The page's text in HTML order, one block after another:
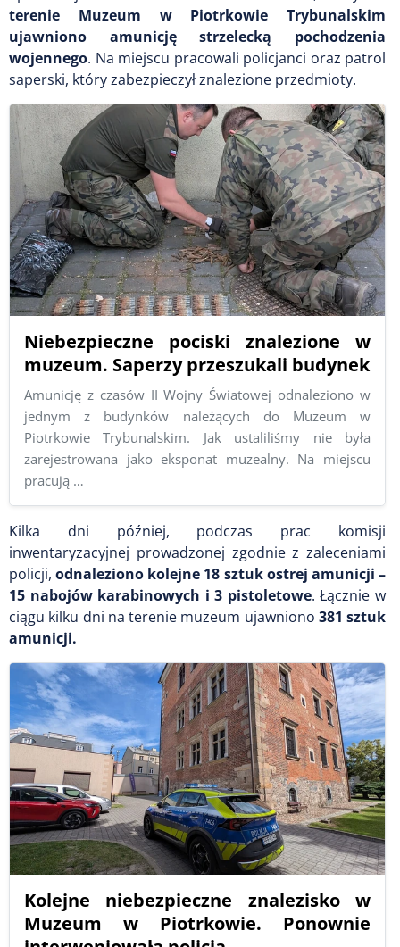
terenie Muzeum w Piotrkowie Trybunalskim
ujawniono amunicję strzelecką pochodzenia
wojennego. Na miejscu pracowali policjanci oraz patrol
saperski, który zabezpieczył znalezione przedmioty.
Niebezpieczne pociski znalezione w
muzeum. Saperzy przeszukali budynek
Amunicję z czasów II Wojny Światowej odnaleziono w
jednym z budynków należących do Muzeum w
Piotrkowie Trybunalskim. Jak ustaliliśmy nie była
zarejestrowana jako eksponat muzealny. Na miejscu
pracują …
Kilka dni później, podczas prac komisji
inwentaryzacyjnej prowadzonej zgodnie z zaleceniami
policji,odnaleziono kolejne 18 sztuk ostrej amunicji –
15 nabojów karabinowych i 3 pistoletowe. Łącznie w
ciągu kilku dni na terenie muzeum ujawniono 381 sztuk
amunicji.
Kolejne niebezpieczne znalezisko w
Muzeum w Piotrkowie. Ponownie